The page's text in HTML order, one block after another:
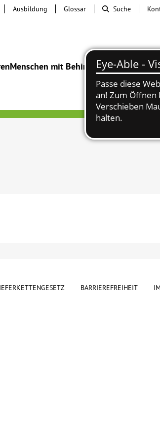
Menschen mit BehinderungBeratung
Ausbildung Glossar Suche
BARRIEREFREIHEIT